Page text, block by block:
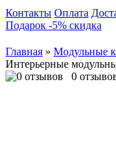
Контакты Оплата
Подарок -5% скидка
Главная » Модульные
Интерьерные
0